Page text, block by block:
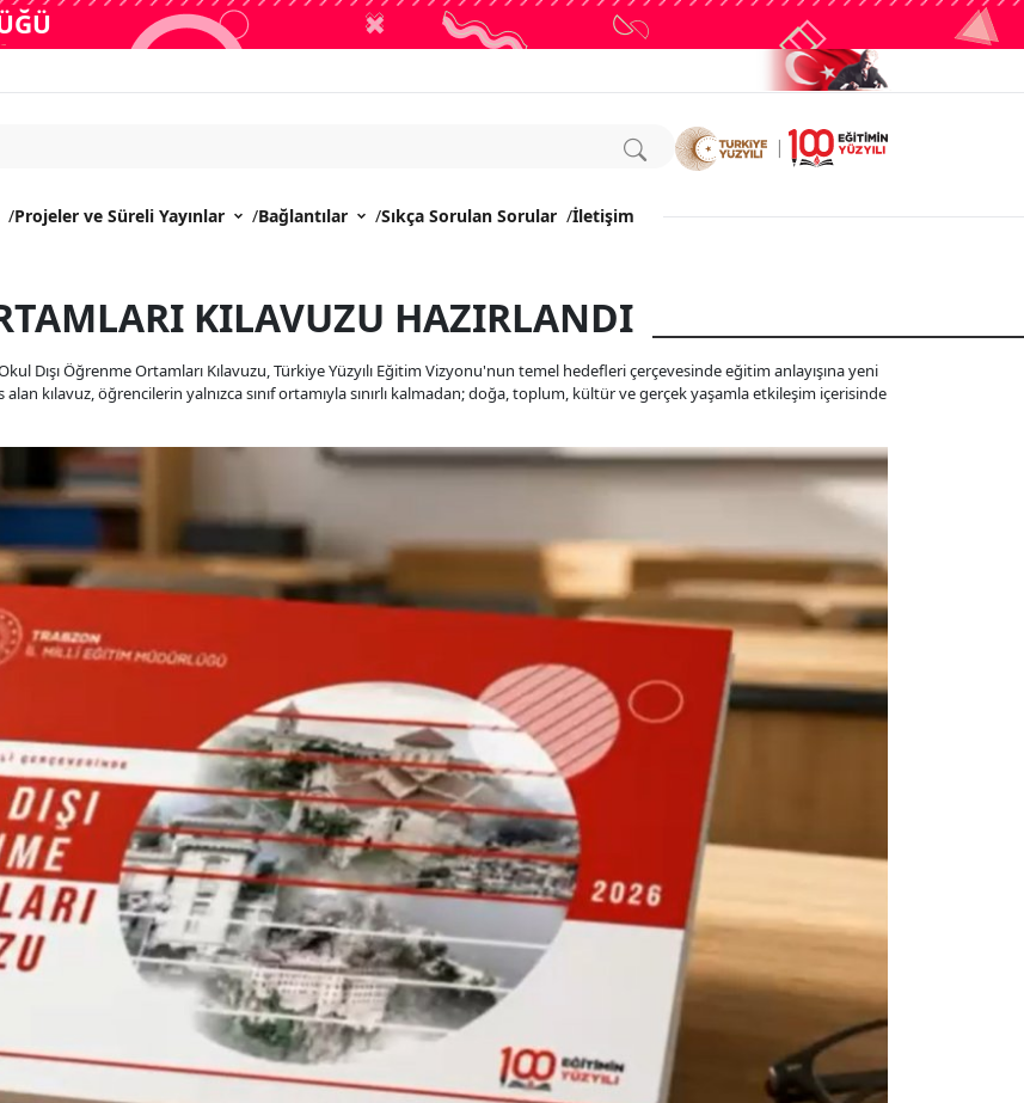
/Projeler ve Süreli Yayınlar /Bağlantılar /Sıkça Sorulan Sorular /İletişim
KILAVUZU HAZIRLANDI
Dışı Öğrenme Ortamları Kılavuzu, Türkiye Yüzyılı Eğitim Vizyonu'nun temel hedefleri çerçevesinde eğitim anlayışına yeni
kılavuz, öğrencilerin yalnızca sınıf ortamıyla sınırlı kalmadan; doğa, toplum, kültür ve gerçek yaşamla etkileşim içerisinde